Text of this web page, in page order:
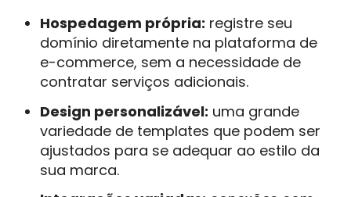
Hospedagem própria: registre seu
domínio diretamente na plataforma de
e-commerce, sem a necessidade de
contratar serviços adicionais.
Design personalizável: uma grande
variedade de templates que podem ser
ajustados para se adequar ao estilo da
sua marca.